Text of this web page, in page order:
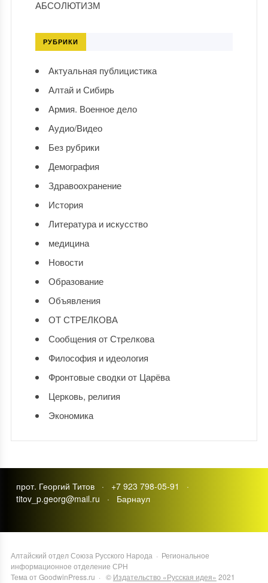
АБСОЛЮТИЗМ
РУБРИКИ
Актуальная публицистика
Алтай и Сибирь
Армия. Военное дело
Аудио/Видео
Без рубрики
Демография
Здравоохранение
История
Литература и искусство
медицина
Новости
Образование
Объявления
ОТ СТРЕЛКОВА
Сообщения от Стрелкова
Философия и идеология
Фронтовые сводки от Царёва
Церковь, религия
Экономика
прот. Георгий Титов · +7 923 798-05-91 ·
titov_p.georg@mail.ru · Барнаул
Алтайский отдел Союза Русского Народа · Региональное
информационное отделение СРН
Тема от GoodwinPress.ru · © Издательство «Русская идея» 2021